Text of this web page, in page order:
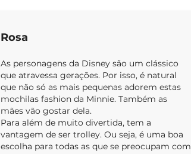
Rosa
As personagens da Disney são um clássico
que atravessa gerações. Por isso, é natural
que não só as mais pequenas adorem estas
mochilas fashion da Minnie. Também as
mães vão gostar dela.
Para além de muito divertida, tem a
vantagem de ser trolley. Ou seja, é uma boa
escolha para todas as que se preocupam com